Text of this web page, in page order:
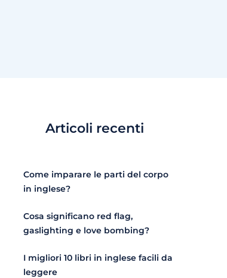
Articoli recenti
Come imparare le parti del corpo
in inglese?
Cosa significano red flag,
gaslighting e love bombing?
I migliori 10 libri in inglese facili da
leggere